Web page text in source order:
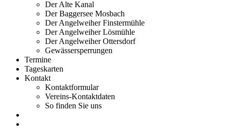
Der Alte Kanal
Der Baggersee Mosbach
Der Angelweiher Finstermühle
Der Angelweiher Lösmühle
Der Angelweiher Ottersdorf
Gewässersperrungen
Termine
Tageskarten
Kontakt
Kontaktformular
Vereins-Kontaktdaten
So finden Sie uns